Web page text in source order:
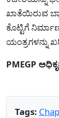
ಖಾತೆಯಿರುವ
ಕೊಟ್ಟಿಗೆ
ಯಂತ್ರಗಳನ್ನು
PMEGP
Tags: